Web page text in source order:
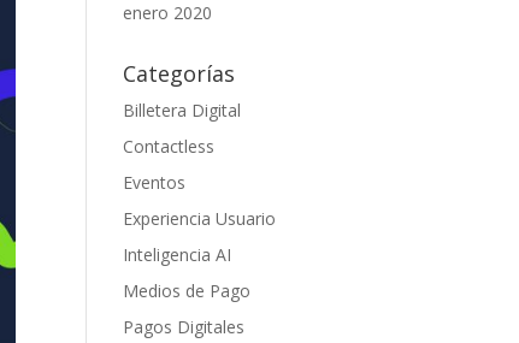
enero 2020
Categorías
Billetera Digital
Contactless
Eventos
Experiencia Usuario
Inteligencia AI
Medios de Pago
Pagos Digitales